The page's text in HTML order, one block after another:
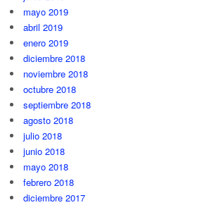
mayo 2019
abril 2019
enero 2019
diciembre 2018
noviembre 2018
octubre 2018
septiembre 2018
agosto 2018
julio 2018
junio 2018
mayo 2018
febrero 2018
diciembre 2017